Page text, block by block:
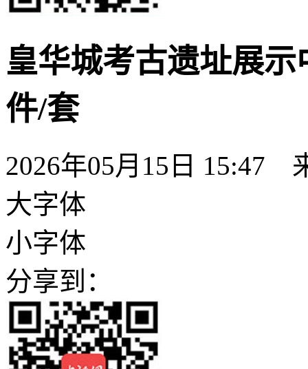
皇华城考古遗址展
件/套
2026年05月15日 15:47
大字体
小字体
分享到：